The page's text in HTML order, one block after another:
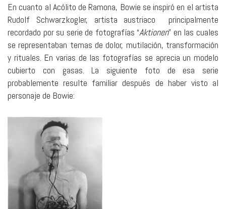
En cuanto al Acólito de Ramona, Bowie se inspiró en el artista
Rudolf Schwarzkogler, artista austriaco principalmente
recordado por su serie de fotografías “Aktionen” en las cuales
se representaban temas de dolor, mutilación, transformación
y rituales. En varias de las fotografías se aprecia un modelo
cubierto con gasas. La siguiente foto de esa serie
probablemente resulte familiar después de haber visto al
personaje de Bowie: